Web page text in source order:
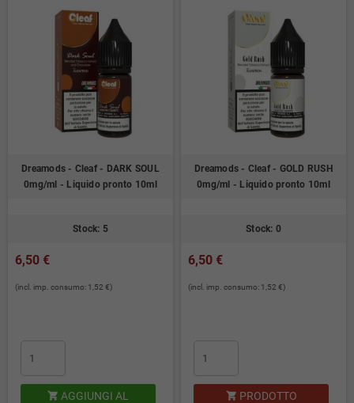
Dreamods - Cleaf - DARK SOUL
0mg/ml - Liquido pronto 10ml
Stock: 5
6,50 €
(incl. imp. consumo: 1,52 €)
 AGGIUNGI AL
Dreamods - Cleaf - GOLD RUSH
0mg/ml - Liquido pronto 10ml
Stock: 0
6,50 €
(incl. imp. consumo: 1,52 €)
 PRODOTTO